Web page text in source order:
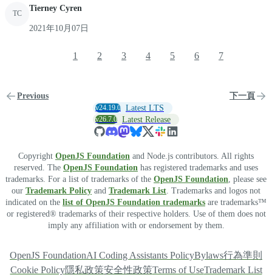
TC
Tierney Cyren
2021年10月07日
Previous
1 2 3 4 5 6 7
下一頁
v24.19.0 Latest LTS
v26.7.0 Latest Release
Copyright OpenJS Foundation and Node.js contributors. All rights
reserved. The OpenJS Foundation has registered trademarks and uses
trademarks. For a list of trademarks of the OpenJS Foundation , please see
our Trademark Policy and Trademark List . Trademarks and logos not
indicated on the list of OpenJS Foundation trademarks are trademarks™
or registered® trademarks of their respective holders. Use of them does not
imply any affiliation with or endorsement by them.
OpenJS FoundationAI Coding Assistants PolicyBylaws行為準則
Cookie Policy隱私政策安全性政策Terms of UseTrademark List